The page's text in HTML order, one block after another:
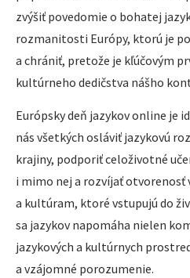
zvýšiť povedomie o bohatej
rozmanitosti Európy, ktorú je
a chrániť, pretože je kľúčovým
kultúrneho dedičstva nášho
Európsky deň jazykov online je
nás všetkých osláviť jazykovú
krajiny, podporiť celoživotné
i mimo nej a rozvíjať otvorenosť
a kultúram, ktoré vstupujú do
sa jazykov napomáha nielen
jazykových a kultúrnych
a vzájomné porozumenie.